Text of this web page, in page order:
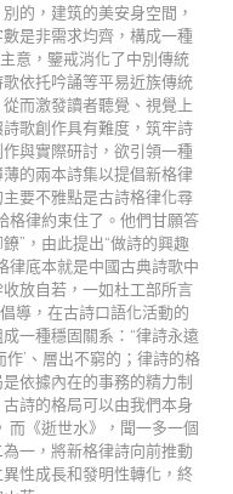
的，建筑的美安身空間，
是非需求均齊，構成一種
意，鑒戒消化了中別傳統
依托吟誦等平易近族傳統
而激發讀者聽覺、視覺上
歌創作具有難度，筑牢詩
與實際研討，欲引領一種
的兩本詩集以提倡新格律
要不雅點是古詩格律化尋
格律約束住了。他們甘願答
”，由此提出“做詩的興趣
律底本就是中國古典詩歌中
放自若，一如杜工部所言
導，在古詩口語化活動的
一種穩固關系：“律詩永遠
’、層出不窮的；律詩的格
依據內在的事務的精力制
詩的格局可以由我們本身
而《逝世水》，聞一多一個
一，將新格律詩向前推動
性成長和發明性轉化，終